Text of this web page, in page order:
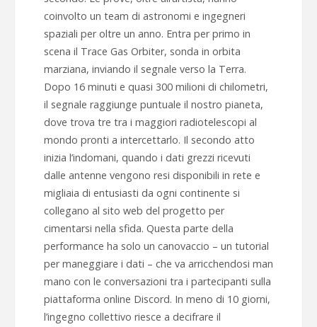
coinvolto un team di astronomi e ingegneri
spaziali per oltre un anno. Entra per primo in
scena il Trace Gas Orbiter, sonda in orbita
marziana, inviando il segnale verso la Terra.
Dopo 16 minuti e quasi 300 milioni di chilometri,
il segnale raggiunge puntuale il nostro pianeta,
dove trova tre tra i maggiori radiotelescopi al
mondo pronti a intercettarlo. Il secondo atto
inizia l’indomani, quando i dati grezzi ricevuti
dalle antenne vengono resi disponibili in rete e
migliaia di entusiasti da ogni continente si
collegano al sito web del progetto per
cimentarsi nella sfida. Questa parte della
performance ha solo un canovaccio – un tutorial
per maneggiare i dati – che va arricchendosi man
mano con le conversazioni tra i partecipanti sulla
piattaforma online Discord. In meno di 10 giorni,
l’ingegno collettivo riesce a decifrare il